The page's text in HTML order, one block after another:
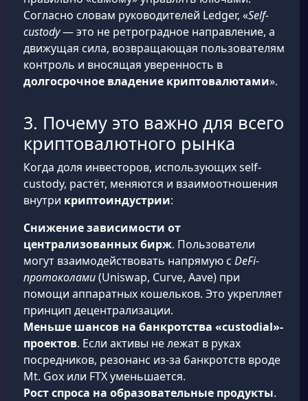
Согласно словам руководителей Ledger, «Self-
custody— это не ретроградное направление, а
движущая сила, возвращающая пользователям
контроль и вносящая уверенность в
долгосрочное владение криптовалютами».
3. Почему это важно для всего
криптовалютного рынка
Когда доля инвесторов, использующих self-
custody, растёт, меняются и взаимоотношения
внутри криптоиндустрии:
Снижение зависимости от
централизованных бирж. Пользователи
могут взаимодействовать напрямую с DeFi-
протоколами(Uniswap, Curve, Aave) при
помощи аппаратных кошельков. Это укрепляет
принцип децентрализации.
Меньше шансов на банкротства «custodial»-
проектов. Если активы не лежат в руках
посредников, резонанс из-за банкротств вроде
Mt. Gox или FTX уменьшается.
Рост спроса на образовательные продукты.